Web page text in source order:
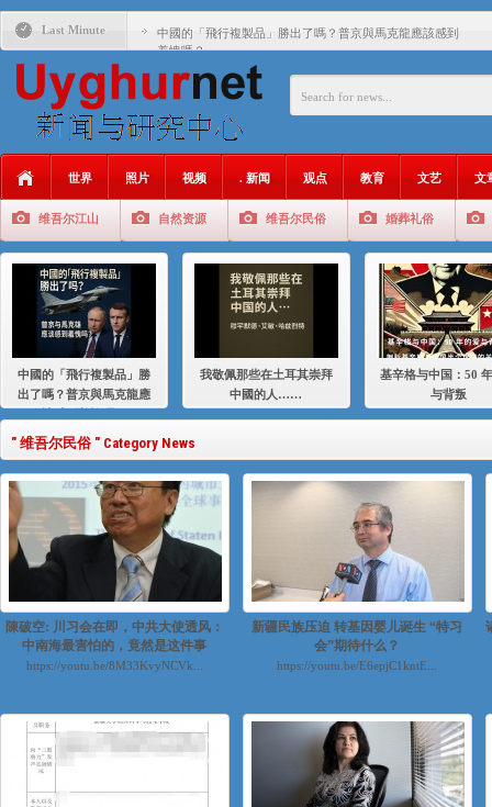
Last Minute 中國的「飛行複製品」勝出了嗎？普京與馬克龍應該感到
羞愧嗎？
我敬佩那些在土耳其崇拜中國的人……
聚焦维吾尔 | 伊利夏提：我为什么要学汉语
大一统情结使魏京生失去理智 / 伊利夏提
伊利夏提：在自责与内疚中的挣扎
伊利夏提：消失在集中营的红衣女孩
伊利夏提：满目苍夷2020，难见彼岸2021
世界 照片 视频 . 新闻 观点 教育 文艺 文
维吾尔江山 自然资源 维吾尔民俗 婚葬礼俗
中國的「飛行複製品」勝
出了嗎？普京與馬克龍應
我敬佩那些在土耳其崇拜
中國的人……
基辛格与中国：50
与背叛
" 维吾尔民俗 " Category News
陳破空: 川习会在即，中共大使透风：
中南海最害怕的，竟然是这件事
https://youtu.be/8M33KvyNCVk...
新疆民族压迫 转基因婴儿诞生 “特习
会”期待什么？
https://youtu.be/E6epjC1kntE...